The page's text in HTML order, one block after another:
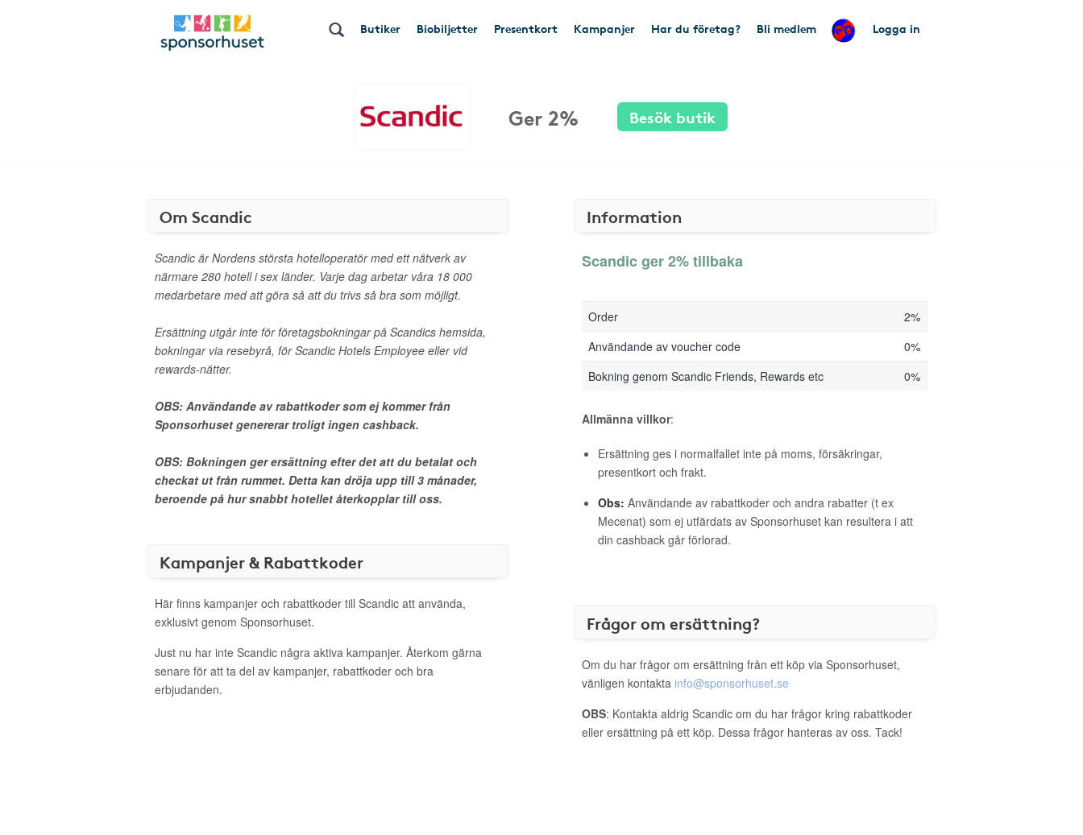
Butiker Biobiljetter Presentkort Kampanjer Har du företag? Bli medlem Logga in
Ger 2% Besök butik
Om Scandic
Scandic är Nordens största hotelloperatör med ett nätverk av
närmare 280 hotell i sex länder. Varje dag arbetar våra 18 000
medarbetare med att göra så att du trivs så bra som möjligt.
Ersättning utgår inte för företagsbokningar på Scandics hemsida,
bokningar via resebyrå, för Scandic Hotels Employee eller vid
rewards-nätter.
OBS: Användande av rabattkoder som ej kommer från
Sponsorhuset genererar troligt ingen cashback.
OBS: Bokningen ger ersättning efter det att du betalat och
checkat ut från rummet. Detta kan dröja upp till 3 månader,
beroende på hur snabbt hotellet återkopplar till oss.
Kampanjer & Rabattkoder
Här finns kampanjer och rabattkoder till Scandic att använda,
exklusivt genom Sponsorhuset.
Just nu har inte Scandic några aktiva kampanjer. Återkom gärna
senare för att ta del av kampanjer, rabattkoder och bra
erbjudanden.
Information
Scandic ger 2% tillbaka
Order
2%
Användande av voucher code
0%
Bokning genom Scandic Friends, Rewards etc
0%
Allmänna villkor:
Ersättning ges i normalfallet inte på moms, försäkringar,
presentkort och frakt.
Obs: Användande av rabattkoder och andra rabatter (t ex
Mecenat) som ej utfärdats av Sponsorhuset kan resultera i att
din cashback går förlorad.
Frågor om ersättning?
Om du har frågor om ersättning från ett köp via Sponsorhuset,
vänligen kontakta info@sponsorhuset.se
OBS: Kontakta aldrig Scandic om du har frågor kring rabattkoder
eller ersättning på ett köp. Dessa frågor hanteras av oss. Tack!